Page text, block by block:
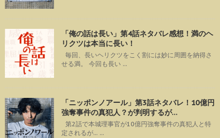
「俺の話は長い」第4話ネタバレ感想！満のヘ
リクツは本当に長い！
毎回、長いヘリクツをこく割には妙に周囲を納得さ
せる満。 今回も長い ...
「ニッポンノアール」第3話ネタバレ！10億円
強奪事件の真犯人？が判明するが…
第2話で本城理事官が10億円強奪事件の真犯人と特
定されるが... ...